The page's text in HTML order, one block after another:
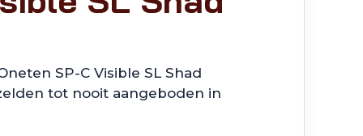
SP-C Visible SL Shad
tot nooit aangeboden in